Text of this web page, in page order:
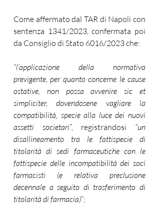
Come affermato dal TAR di Napoli con
sentenza 1341/2023, confermata poi
da Consiglio di Stato 6016/2023 che:
“l’applicazione della normativa
previgente, per quanto concerne le cause
ostative, non possa avvenire sic et
simpliciter, dovendosene vagliare la
compatibilità, specie alla luce dei nuovi
assetti societari”, registrandosi “un
disallineamento tra le fattispecie di
titolarità di sedi farmaceutiche con le
fattispecie delle incompatibilità dei soci
farmacisti (e relativa preclusione
decennale a seguito di trasferimento di
titolarità di farmacia)”;